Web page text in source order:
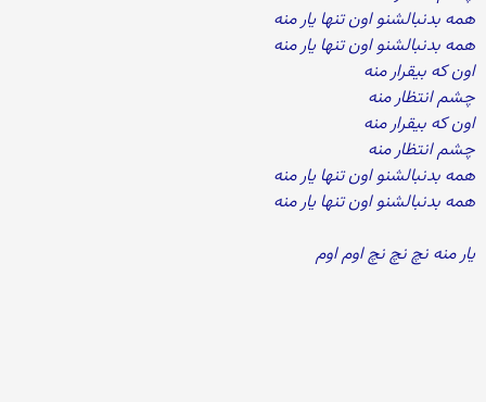
همه بدنبالشنو اون تنها یار منه
همه بدنبالشنو اون تنها یار منه
اون که بیقرار منه
چشم انتظار منه
اون که بیقرار منه
چشم انتظار منه
همه بدنبالشنو اون تنها یار منه
همه بدنبالشنو اون تنها یار منه
یار منه نچ نچ نچ اوم اوم